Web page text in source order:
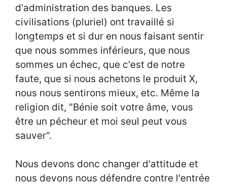
d'administration des banques. Les
civilisations (pluriel) ont travaillé si
longtemps et si dur en nous faisant sentir
que nous sommes inférieurs, que nous
sommes un échec, que c'est de notre
faute, que si nous achetons le produit X,
nous nous sentirons mieux, etc. Même la
religion dit, "Bénie soit votre âme, vous
être un pécheur et moi seul peut vous
sauver".
Nous devons donc changer d'attitude et
nous devons nous défendre contre l'entrée